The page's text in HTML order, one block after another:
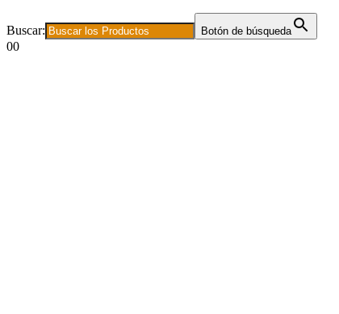
Buscar: Botón de búsqueda
00